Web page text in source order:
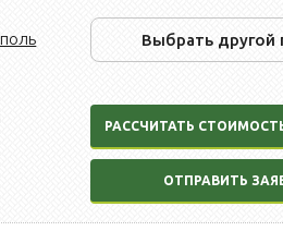
Выбрать другой
РАССЧИТАТЬ
ОТПРАВИТЬ